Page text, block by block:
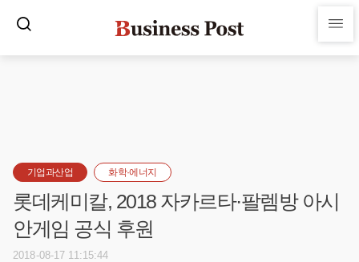
기업과산업 화학·에너지
롯데케미칼, 2018 자카르타·팔렘방 아시
안게임 공식 후원
2018-08-17 11:15:44